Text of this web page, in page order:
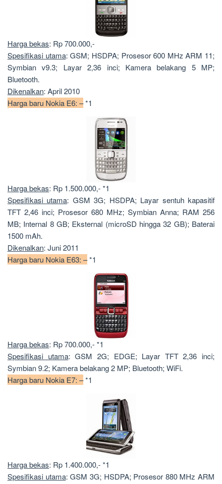
Harga bekas: Rp 700.000,-
Spesifikasi utama: GSM; HSDPA; Prosesor 600 MHz ARM 11;
Symbian v9.3; Layar 2,36 inci; Kamera belakang 5 MP;
Bluetooth.
Dikenalkan: April 2010
Harga baru Nokia E6: –*1
Harga bekas: Rp 1.500.000,- *1
Spesifikasi utama: GSM 3G; HSDPA; Layar sentuh kapasitif
TFT 2,46 inci; Prosesor 680 MHz; Symbian Anna; RAM 256
MB; Internal 8 GB; Eksternal (microSD hingga 32 GB); Baterai
1500 mAh.
Dikenalkan: Juni 2011
Harga baru Nokia E63: –*1
Harga bekas: Rp 700.000,- *1
Spesifikasi utama: GSM 2G; EDGE; Layar TFT 2,36 inci;
Symbian 9.2; Kamera belakang 2 MP; Bluetooth; WiFi.
Harga baru Nokia E7: –*1
Harga bekas: Rp 1.400.000,- *1
Spesifikasi utama: GSM 3G; HSDPA; Prosesor 880 MHz ARM